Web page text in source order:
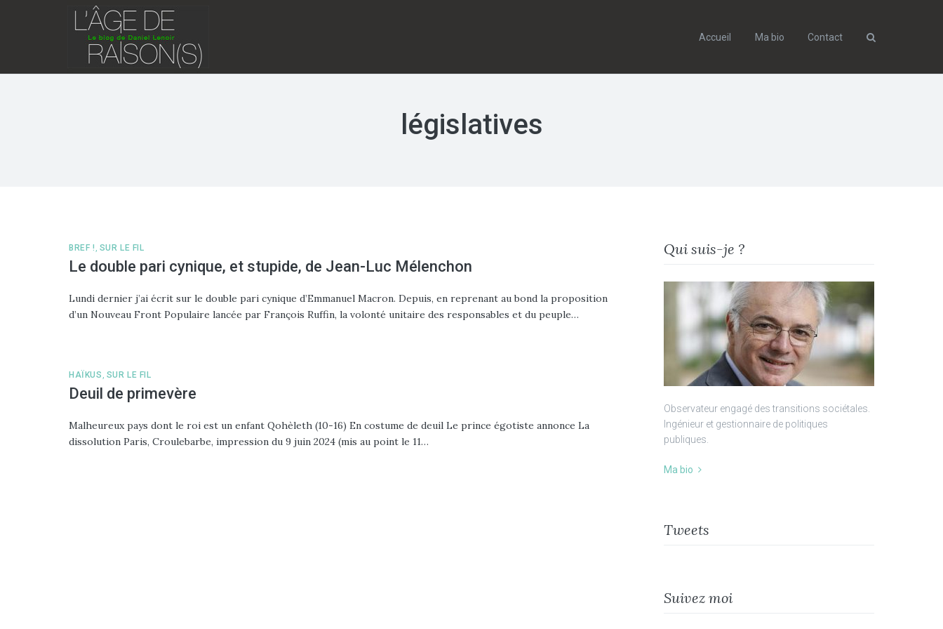
to
Accueil Ma bio Contact
législatives
BREF ! SUR LE FIL
Le double pari cynique, et stupide, de Jean-Luc Mélenchon
Lundi dernier j’ai écrit sur le double pari cynique d’Emmanuel Macron. Depuis, en reprenant au bond la proposition
d’un Nouveau Front Populaire lancée par François Ruffin, la volonté unitaire des responsables et du peuple…
HAÏKUS SUR LE FIL
Deuil de primevère
Malheureux pays dont le roi est un enfant Qohèleth (10-16) En costume de deuil Le prince égotiste annonce La
dissolution Paris, Croulebarbe, impression du 9 juin 2024 (mis au point le 11…
Qui suis-je ?
Observateur engagé des transitions sociétales.
Ingénieur et gestionnaire de politiques
publiques.
Ma bio
Tweets
Suivez moi